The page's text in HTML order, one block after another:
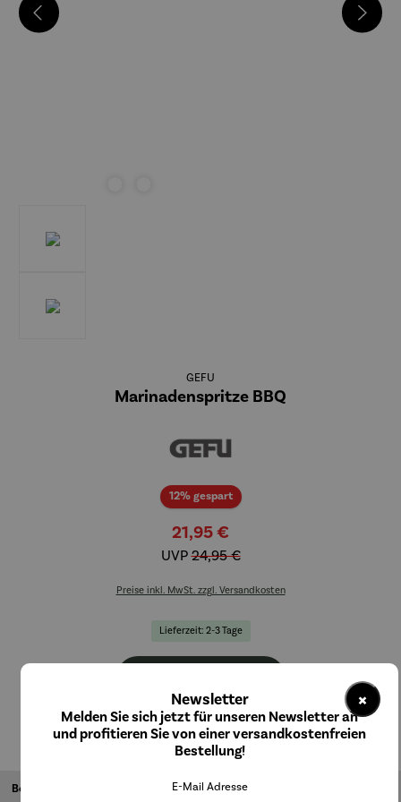
GEFU
Marinadenspritze BBQ
12% gespartRabatt
21,95 €
UVP24,95 €
Preise inkl. MwSt. zzgl. Versandkosten
Lieferzeit: 2-3 Tage
Beschreibung
×
Newsletter
Melden Sie sich jetzt für unseren Newsletter an
und profitieren Sie von einer versandkostenfreien
Bestellung!
E-Mail Adresse